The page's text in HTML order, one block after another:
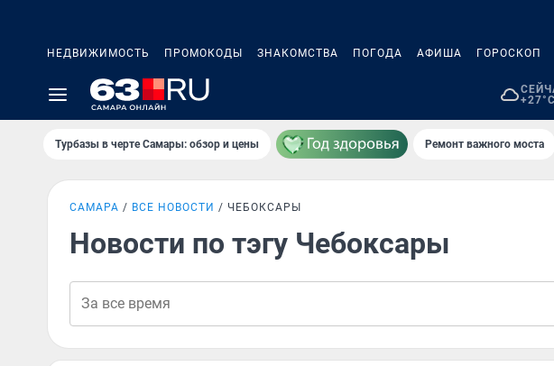
НЕДВИЖИМОСТЬ ПРОМОКОДЫ ЗНАКОМСТВА ПОГОДА АФИША ГОРОСКОП
+27°C
Турбазы в черте Самары: обзор и цены Ремонт важного моста
САМАРА ВСЕ НОВОСТИ ЧЕБОКСАРЫ
Новости по тэгу Чебоксары